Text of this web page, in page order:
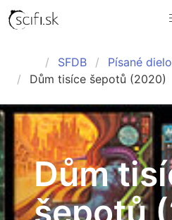
SFDB
Písané dielo
Dům tisíce šepotů (2020)
Dům